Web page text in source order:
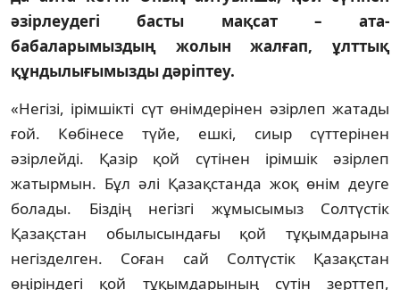
әзірлеудегі басты мақсат – ата-
бабаларымыздың жолын жалғап, ұлттық
құндылығымызды дәріптеу.
«Негізі, ірімшікті сүт өнімдерінен әзірлеп жатады
ғой. Көбінесе түйе, ешкі, сиыр сүттерінен
әзірлейді. Қазір қой сүтінен ірімшік әзірлеп
жатырмын. Бұл әлі Қазақстанда жоқ өнім деуге
болады. Біздің негізгі жұмысымыз Солтүстік
Қазақстан обылысындағы қой тұқымдарына
негізделген. Соған сай Солтүстік Қазақстан
өңіріндегі қой тұқымдарының сүтін зерттеп,